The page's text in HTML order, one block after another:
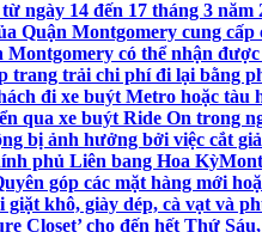
ngày 14 đến 17 tháng 3 năm
Quận Montgomery cung cấp
Montgomery có thể nhận
trang trải chi phí đi lại bằng
đi xe buýt Metro hoặc tàu
qua xe buýt Ride On trong
bị ảnh hưởng bởi việc cắt
phủ Liên bang Hoa Kỳ
góp các mặt hàng mới
giặt khô, giày dép, cà vạt và
Closet’ cho đến hết Thứ